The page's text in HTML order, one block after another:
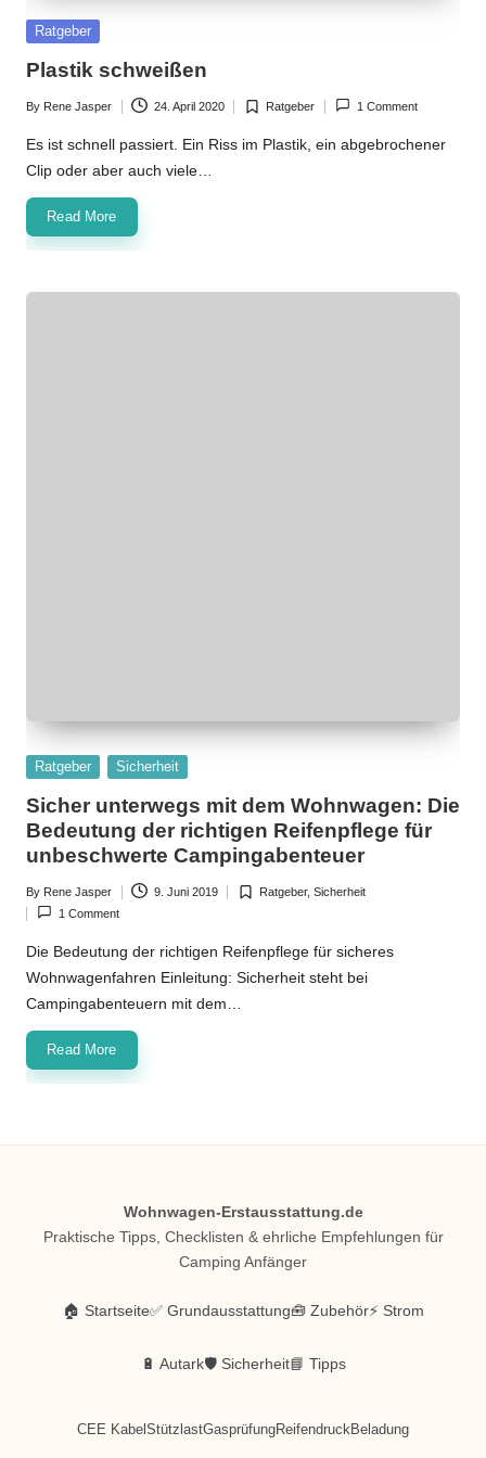
Posted
Ratgeber
Plastik schweißen
Posted
by
By Rene Jasper 24. April 2020
Posted
in
Ratgeber 1 Comment
Es ist schnell passiert. Ein Riss im Plastik, ein abgebrochener
Clip oder aber auch viele…
Read More
Posted
Ratgeber Sicherheit
Sicher unterwegs mit dem Wohnwagen: Die
Bedeutung der richtigen Reifenpflege für
unbeschwerte Campingabenteuer
Posted
by
By Rene Jasper 9. Juni 2019
Posted
Ratgeber,Sicherheit
1 Comment
Die Bedeutung der richtigen Reifenpflege für sicheres
Wohnwagenfahren Einleitung: Sicherheit steht bei
Campingabenteuern mit dem…
Read More
Wohnwagen-Erstausstattung.de
Praktische Tipps, Checklisten & ehrliche Empfehlungen für
Camping Anfänger
🏠 Startseite✅ Grundausstattung🧰 Zubehör⚡ Strom
🔋 Autark🛡️ Sicherheit📘 Tipps
CEE KabelStützlastGasprüfungReifendruckBeladung